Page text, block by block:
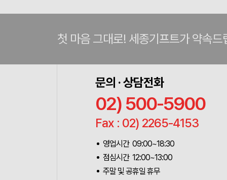
첫 마음 그대로! 세종기프트가 약속드
문의 · 상담전화
02) 500-5900
Fax : 02) 2265-4153
영업시간 09:00~18:30
점심시간 12:00~13:00
주말 및 공휴일 휴무